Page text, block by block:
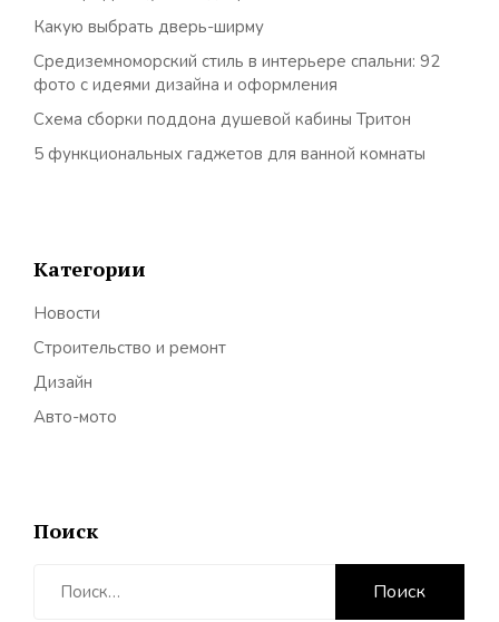
Какую выбрать дверь-ширму
Средиземноморский стиль в интерьере спальни: 92
фото с идеями дизайна и оформления
Схема сборки поддона душевой кабины Тритон
5 функциональных гаджетов для ванной комнаты
Категории
Новости
Строительство и ремонт
Дизайн
Авто-мото
Поиск